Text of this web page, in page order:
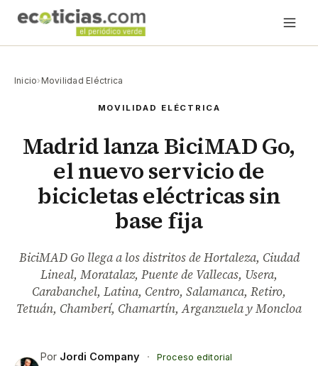
Inicio› Movilidad Eléctrica
MOVILIDAD ELÉCTRICA
Madrid lanza BiciMAD Go,
el nuevo servicio de
bicicletas eléctricas sin
base fija
BiciMAD Go llega a los distritos de Hortaleza, Ciudad
Lineal, Moratalaz, Puente de Vallecas, Usera,
Carabanchel, Latina, Centro, Salamanca, Retiro,
Tetuán, Chamberí, Chamartín, Arganzuela y Moncloa
Por Jordi Company ·
Proceso editorial